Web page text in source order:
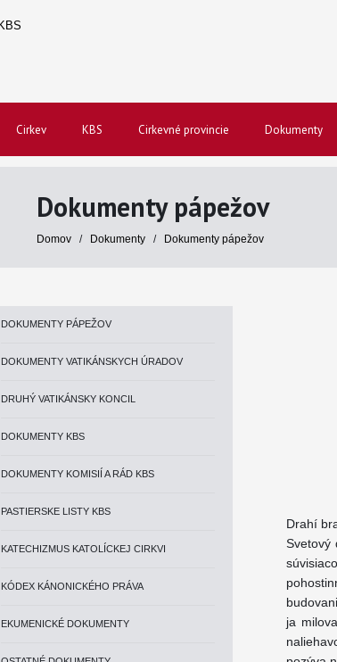
Cirkev KBS Cirkevné provincie Dokumenty
Dokumenty pápežov
Domov / Dokumenty / Dokumenty pápežov
DOKUMENTY PÁPEŽOV
DOKUMENTY VATIKÁNSKYCH ÚRADOV
DRUHÝ VATIKÁNSKY KONCIL
DOKUMENTY KBS
DOKUMENTY KOMISIÍ A RÁD KBS
PASTIERSKE LISTY KBS
KATECHIZMUS KATOLÍCKEJ CIRKVI
KÓDEX KÁNONICKÉHO PRÁVA
EKUMENICKÉ DOKUMENTY
Drahí
Svetový
ja